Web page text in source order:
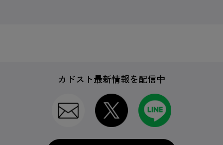
カドスト最新情報を配信中